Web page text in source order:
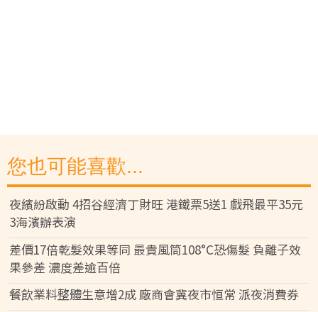
您也可能喜歡...
夜繽紛啟動 4招谷經濟丁財旺 港鐵票5送1 戲飛最平35元
3海濱辦表演
差價17倍乾髮效果等同 最貴風筒108°C恐傷髮 負離子效
果參差 濃度差逾百倍
餐飲業料整體生意增2成 廠商會冀夜市恒常 派夜消費券